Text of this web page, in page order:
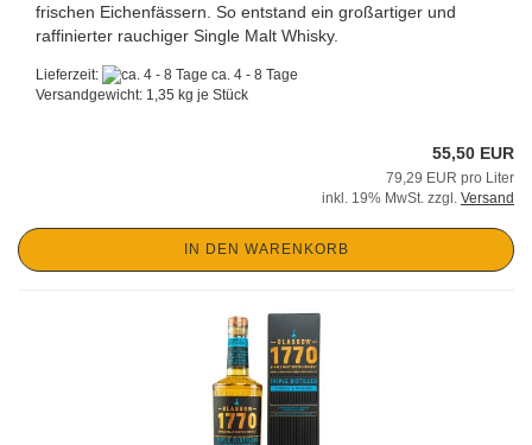
frischen Eichenfässern. So entstand ein großartiger und
raffinierter rauchiger Single Malt Whisky.
Lieferzeit:
ca. 4 - 8 Tage
Versandgewicht: 1,35 kg je Stück
55,50 EUR
79,29 EUR pro Liter
inkl. 19% MwSt. zzgl. Versand
IN DEN WARENKORB